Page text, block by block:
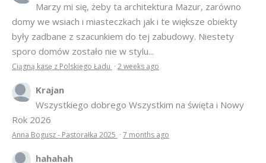
Marzy mi się, żeby ta architektura Mazur, zarówno
domy we wsiach i miasteczkach jak i te większe obiekty
były zadbane z szacunkiem do tej zabudowy. Niestety
sporo domów zostało nie w stylu...
Ciągną kasę z Polskiego Ładu · 2 weeks ago
Krajan
Wszystkiego dobrego Wszystkim na święta i Nowy
Rok 2026
Anna Bogusz - Pastorałka 2025 · 7 months ago
hahahah